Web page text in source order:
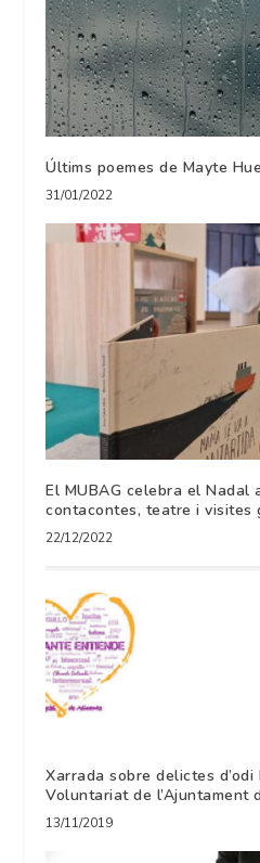
Últims poemes de Mayte
31/01/2022
El MUBAG celebra el
contacontes, teatre i visites
22/12/2022
Xarrada sobre delictes
Voluntariat de l’Ajuntament
13/11/2019